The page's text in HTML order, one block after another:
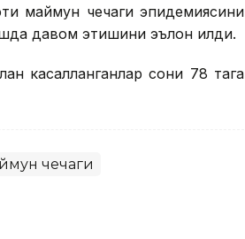
маймун чечаги эпидемиясини
давом этишини эълон қилди.
касалланганлар сони 78 тага
чечаги